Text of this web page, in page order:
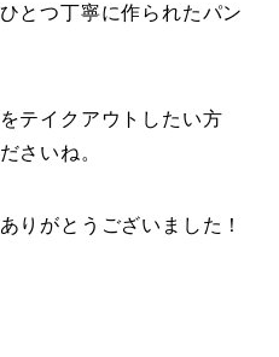
とつ丁寧に作られたパン
テイクアウトしたい方
さいね。
りがとうございました！